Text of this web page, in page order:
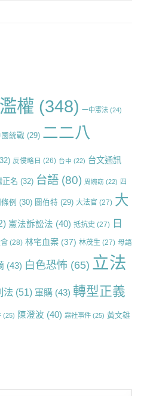
權 (348) 一中憲法 (24)
國統戰 (29) 二二八
反侵略日 (26) 台中 (22) 台文通訊
正名 (32) 台語 (80) 周婉窈 (22) 四
例 (30) 圖伯特 (29) 大法官 (27) 大
憲法訴訟法 (40) 抵抗史 (27) 日
(28) 林宅血案 (37) 林茂生 (27) 母語
(43) 白色恐怖 (65) 立法
法 (51) 軍購 (43) 轉型正義
(25) 陳澄波 (40) 霧社事件 (25) 黃文雄